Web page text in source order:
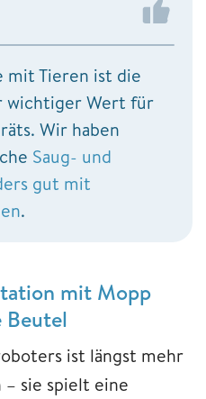
mit Tieren ist die
wichtiger Wert für
Wir haben
Saug- und
gut mit
.
mit Mopp
Beutel
ist längst mehr
– sie spielt eine